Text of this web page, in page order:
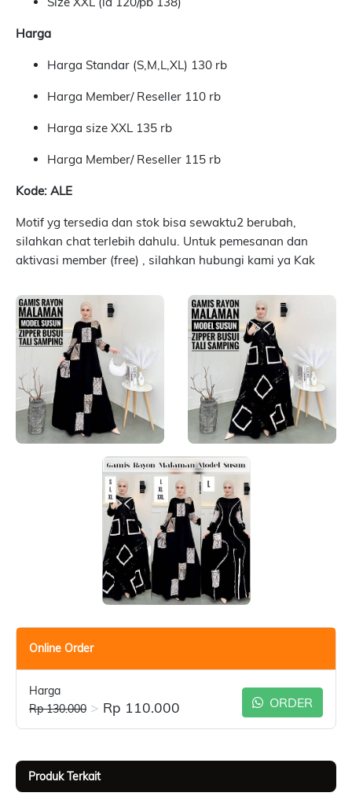
Harga
Harga Standar (S,M,L,XL) 130 rb
Harga Member/ Reseller 110 rb
Harga size XXL 135 rb
Harga Member/ Reseller 115 rb
Kode: ALE
Motif yg tersedia dan stok bisa sewaktu2 berubah,
silahkan chat terlebih dahulu. Untuk pemesanan dan
aktivasi member (free) , silahkan hubungi kami ya Kak
Online Order
Harga
Rp 130.000 > Rp 110.000 ORDER
Produk Terkait